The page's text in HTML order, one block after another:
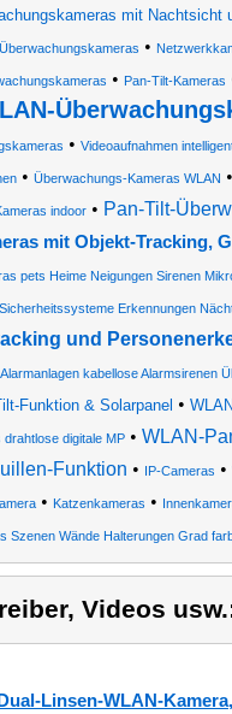
mit Nachtsicht
•
• Pan-Tilt-Kameras
• Videoaufnahmen
• Überwachungs-Kameras WLAN •
indoor • Pan-Tilt-
mit Objekt-Tracking,
pets Heime Neigungen Sirenen
Erkennungen
und
kabellose Alarmsirenen
Funktion & Solarpanel •
digitale MP• WLAN-
Funktion • IP-Cameras •
• Katzenkameras •
Szenen Wände Halterungen Grad
Videos
Linsen-WLAN-